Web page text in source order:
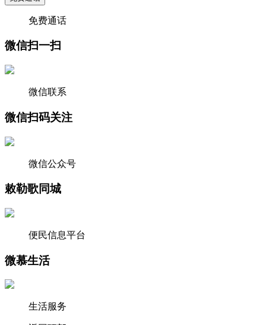
免费通话
微信扫一扫
微信联系
微信扫码关注
微信公众号
敕勒歌同城
便民信息平台
微慕生活
生活服务